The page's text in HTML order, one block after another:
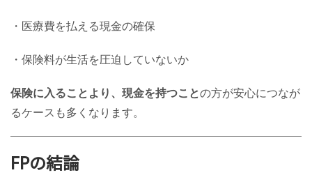
・医療費を払える現金の確保
・保険料が生活を圧迫していないか
保険に入ることより、現金を持つことの方が安心につなが
るケースも多くなります。
FPの結論